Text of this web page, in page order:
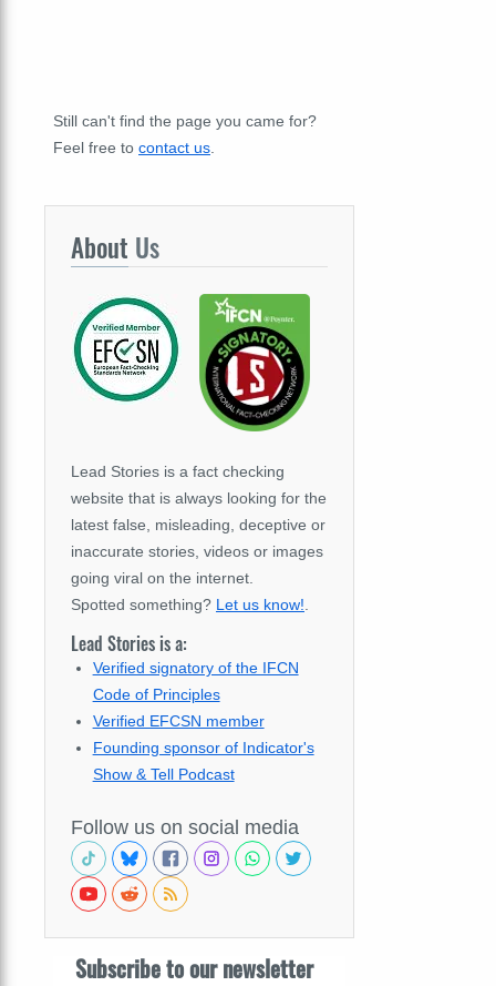
Still can't find the page you came for?
Feel free to contact us
About Us
Lead Stories is a fact checking
website that is always looking for the
latest false, misleading, deceptive or
inaccurate stories, videos or images
going viral on the internet.
Spotted something? Let us know!
Lead Stories is a:
Verified signatory of the IFCN
Code of Principles
Verified EFCSN member
Founding sponsor of Indicator's
Show & Tell Podcast
Follow us on social media
Subscribe to our newsletter